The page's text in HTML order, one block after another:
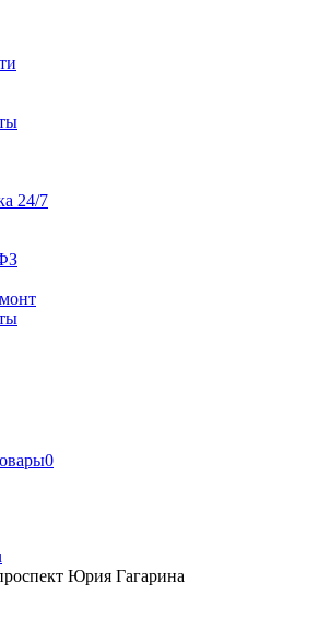
24/7
0
Юрия Гагарина